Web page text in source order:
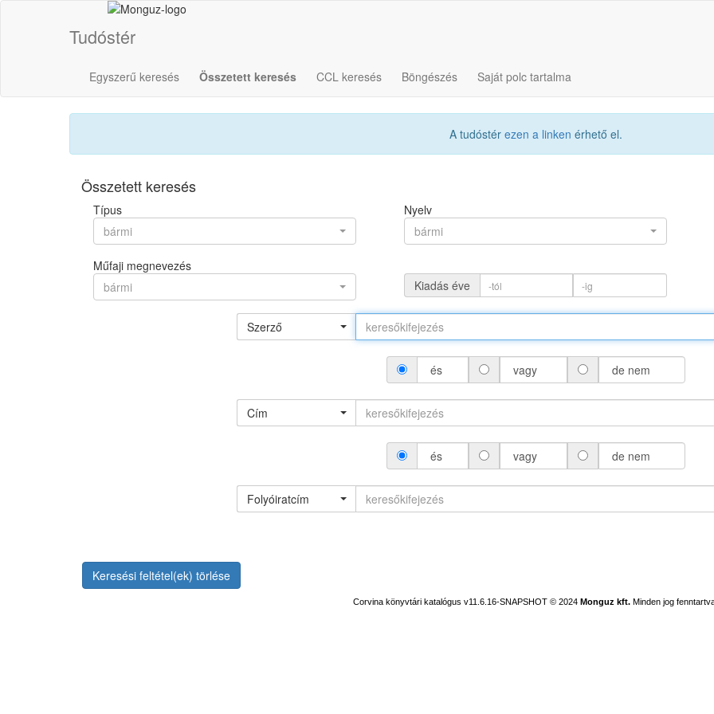
Tudóstér
Egyszerű keresés Összetett keresés CCL keresés Böngészés Saját polc tartalma
A tudóstér ezen a linken érhető el.
Összetett keresés
Típus
bármi
Nyelv
bármi
Műfaji megnevezés
bármi
Kiadás éve
Szerző
és vagy de nem
Cím
és vagy de nem
Folyóiratcím
Keresési feltétel(ek) törlése
Corvina könyvtári katalógus v11.6.16-SNAPSHOT © 2024 Monguz kft. Minden jog